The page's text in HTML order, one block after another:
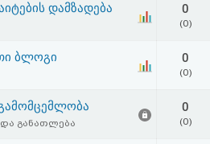
დამზადება 0
(0)
ბლოგი 0
(0)
განათლება
0
(0)